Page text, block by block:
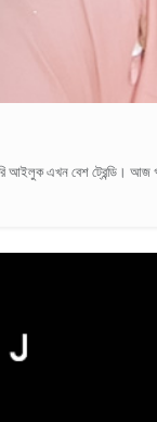
আইলুক এখন বেশ ট্রেন্ডি। আজ